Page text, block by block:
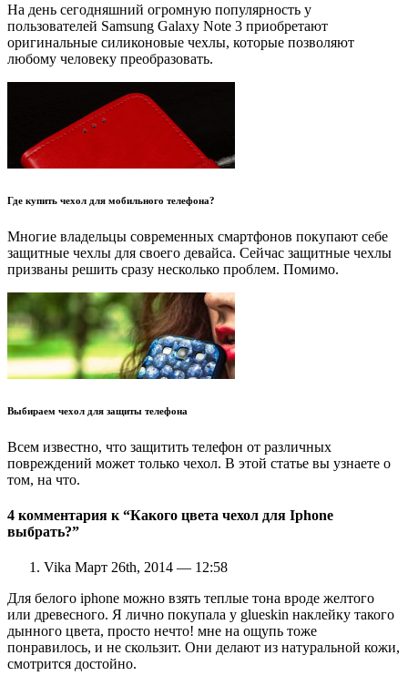
На день сегодняшний огромную популярность у
пользователей Samsung Galaxy Note 3 приобретают
оригинальные силиконовые чехлы, которые позволяют
любому человеку преобразовать.
Где купить чехол для мобильного телефона?
Многие владельцы современных смартфонов покупают себе
защитные чехлы для своего девайса. Сейчас защитные чехлы
призваны решить сразу несколько проблем. Помимо.
Выбираем чехол для защиты телефона
Всем известно, что защитить телефон от различных
повреждений может только чехол. В этой статье вы узнаете о
том, на что.
4 комментария к “Какого цвета чехол для Iphone
выбрать?”
Vika Март 26th, 2014 — 12:58
Для белого iphone можно взять теплые тона вроде желтого
или древесного. Я лично покупала у glueskin наклейку такого
дынного цвета, просто нечто! мне на ощупь тоже
понравилось, и не скользит. Они делают из натуральной кожи,
смотрится достойно.